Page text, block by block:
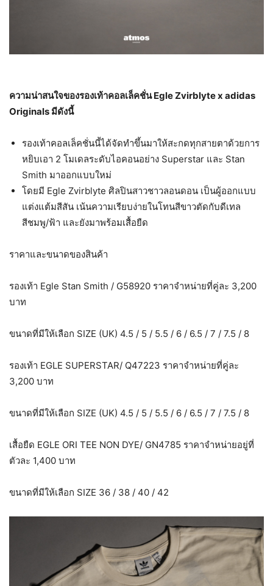
ความน่าสนใจของรองเท้าคอลเล็คชั่นEgle Zvirblyte x adidas
Originals มีดังนี้
รองเท้าคอลเล็คชั่นนี้ได้จัดทำขึ้นมาให้สะกดทุกสายตาด้วยการ
หยิบเอา 2 โมเดลระดับไอคอนอย่าง Superstar และ Stan
Smith มาออกแบบใหม่
โดยมี Egle Zvirblyte ศิลปินสาวชาวลอนดอน เป็นผู้ออกแบบ
แต่งแต้มสีสัน เน้นความเรียบง่ายในโทนสีขาวตัดกับดีเทล
สีชมพู/ฟ้า และยังมาพร้อมเสื้อยืด
ราคาและขนาดของสินค้า
รองเท้า Egle Stan Smith / G58920 ราคาจำหน่ายที่คู่ละ 3,200
บาท
ขนาดที่มีให้เลือก SIZE (UK) 4.5 / 5 / 5.5 / 6 / 6.5 / 7 / 7.5 / 8
รองเท้า EGLE SUPERSTAR/ Q47223 ราคาจำหน่ายที่คู่ละ
3,200 บาท
ขนาดที่มีให้เลือก SIZE (UK) 4.5 / 5 / 5.5 / 6 / 6.5 / 7 / 7.5 / 8
เสื้อยืด EGLE ORI TEE NON DYE/ GN4785 ราคาจำหน่ายอยู่ที่
ตัวละ 1,400 บาท
ขนาดที่มีให้เลือก SIZE 36 / 38 / 40 / 42